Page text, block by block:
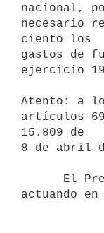
nacional,
necesario
ciento los
gastos de
ejercicio
Atento: a
artículos
15.809 de
8 de abril
actuando